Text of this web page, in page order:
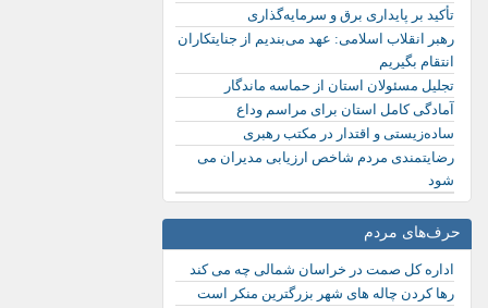
تأکید بر پایداری برق و سرمایه‌گذاری
رهبر انقلاب اسلامی: عهد می‌بندیم از جنایتکاران
انتقام بگیریم
تجلیل مسئولان استان از حماسه ماندگار
آمادگی کامل استان برای مراسم وداع
ساده‌زیستی و اقتدار در مکتب رهبری
رضایتمندی مردم شاخص ارزیابی مدیران می
شود
حرف‌های مردم
اداره کل صمت در خراسان شمالی چه می کند
رها کردن چاله های شهر بزرگترین منکر است